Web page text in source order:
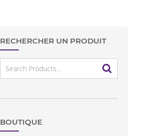
RECHERCHER UN PRODUIT
Search
for:
BOUTIQUE